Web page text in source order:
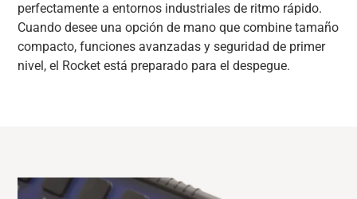
perfectamente a entornos industriales de ritmo rápido.
Cuando desee una opción de mano que combine tamaño
compacto, funciones avanzadas y seguridad de primer
nivel, el Rocket está preparado para el despegue.